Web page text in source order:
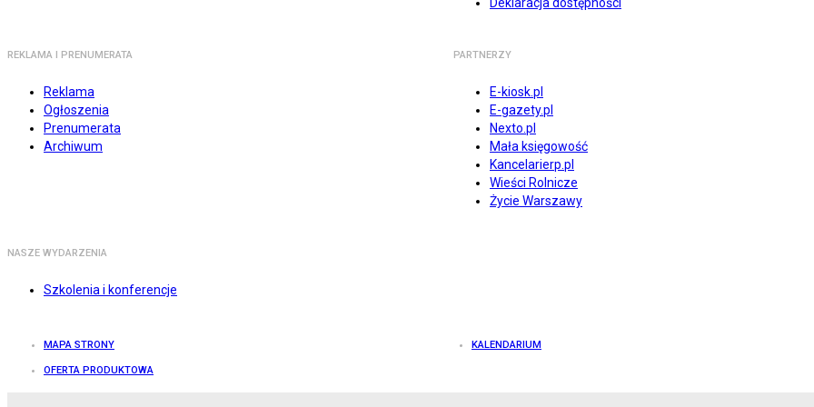
REKLAMA I PRENUMERATA
Reklama
Ogłoszenia
Prenumerata
Archiwum
PARTNERZY
E-kiosk.pl
E-gazety.pl
Nexto.pl
Mała księgowość
Kancelarierp.pl
Wieści Rolnicze
Życie Warszawy
NASZE WYDARZENIA
Szkolenia i konferencje
MAPA STRONY KALENDARIUM
OFERTA PRODUKTOWA